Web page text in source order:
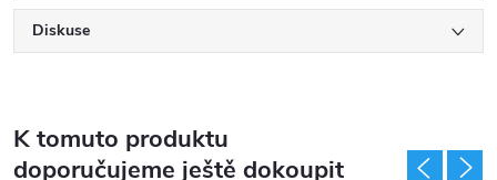
Diskuse
K tomuto produktu
doporučujeme ještě dokoupit